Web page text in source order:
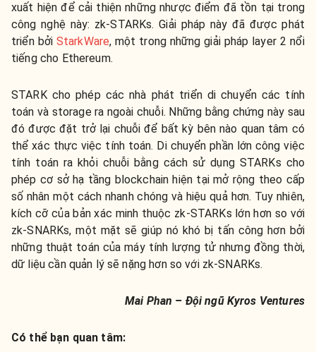
xuất hiện để cải thiện những nhược điểm đã tồn tại trong
công nghệ này: zk-STARKs. Giải pháp này đã được phát
triển bởi StarkWare, một trong những giải pháp layer 2 nổi
tiếng cho Ethereum.
STARK cho phép các nhà phát triển di chuyển các tính
toán và storage ra ngoài chuỗi. Những bằng chứng này sau
đó được đặt trở lại chuỗi để bất kỳ bên nào quan tâm có
thể xác thực việc tính toán. Di chuyển phần lớn công việc
tính toán ra khỏi chuỗi bằng cách sử dụng STARKs cho
phép cơ sở hạ tầng blockchain hiện tại mở rộng theo cấp
số nhân một cách nhanh chóng và hiệu quả hơn. Tuy nhiên,
kích cỡ của bản xác minh thuộc zk-STARKs lớn hơn so với
zk-SNARKs, một mặt sẽ giúp nó khó bị tấn công hơn bởi
những thuật toán của máy tính lượng tử nhưng đồng thời,
dữ liệu cần quản lý sẽ nặng hơn so với zk-SNARKs.
Mai Phan – Đội ngũ Kyros Ventures
Có thể bạn quan tâm: